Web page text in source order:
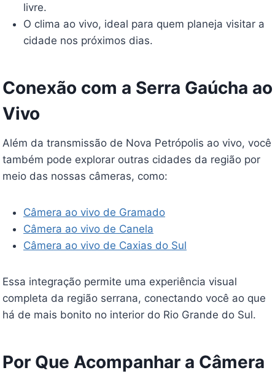
livre.
O clima ao vivo, ideal para quem planeja visitar a
cidade nos próximos dias.
Conexão com a Serra Gaúcha ao
Vivo
Além da transmissão de Nova Petrópolis ao vivo, você
também pode explorar outras cidades da região por
meio das nossas câmeras, como:
Câmera ao vivo de Gramado
Câmera ao vivo de Canela
Câmera ao vivo de Caxias do Sul
Essa integração permite uma experiência visual
completa da região serrana, conectando você ao que
há de mais bonito no interior do Rio Grande do Sul.
Por Que Acompanhar a Câmera